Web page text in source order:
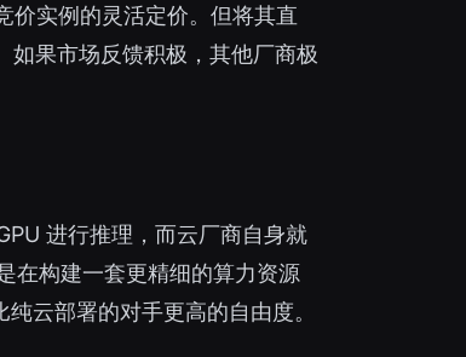
价实例的灵活定价。但将其直
如果市场反馈积极，其他厂商极
进行推理，而云厂商自身就
在构建一套更精细的算力资源
云部署的对手更高的自由度。